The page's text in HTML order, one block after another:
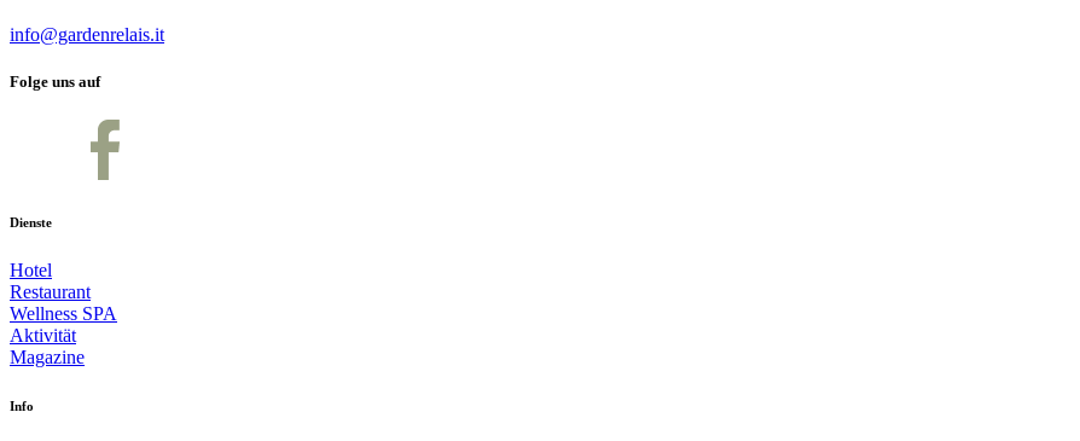
info@gardenrelais.it
Folge uns auf
Dienste
Hotel
Restaurant
Wellness SPA
Aktivität
Magazine
Info